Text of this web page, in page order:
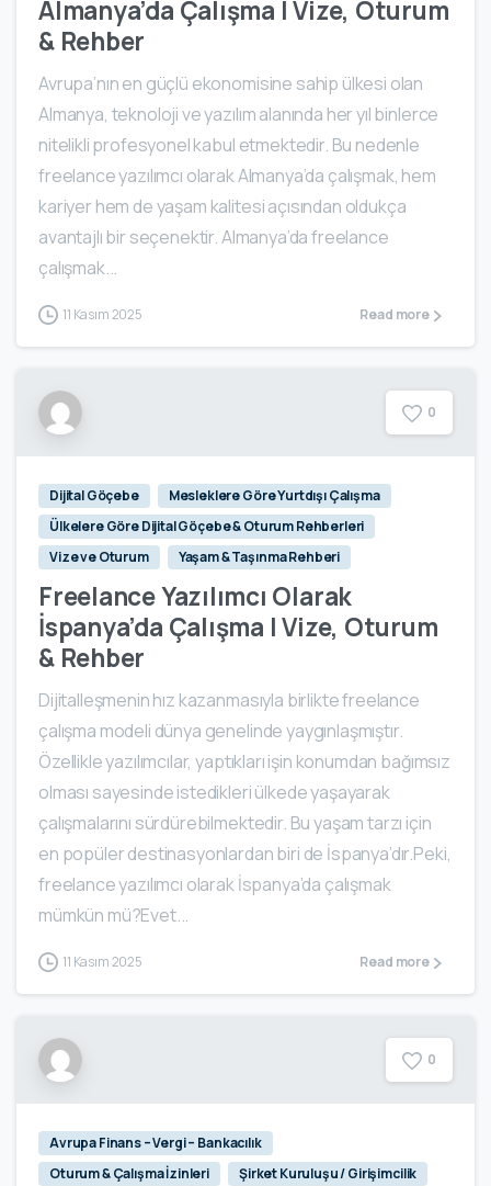
Almanya’da Çalışma | Vize, Oturum
& Rehber
Avrupa’nın en güçlü ekonomisine sahip ülkesi olan
Almanya, teknoloji ve yazılım alanında her yıl binlerce
nitelikli profesyonel kabul etmektedir. Bu nedenle
freelance yazılımcı olarak Almanya’da çalışmak, hem
kariyer hem de yaşam kalitesi açısından oldukça
avantajlı bir seçenektir. Almanya’da freelance
çalışmak...
11 Kasım 2025 Read more
0
Dijital Göçebe
Mesleklere Göre Yurtdışı Çalışma
Ülkelere Göre Dijital Göçebe & Oturum Rehberleri
Vize ve Oturum
Yaşam & Taşınma Rehberi
Freelance Yazılımcı Olarak
İspanya’da Çalışma | Vize, Oturum
& Rehber
Dijitalleşmenin hız kazanmasıyla birlikte freelance
çalışma modeli dünya genelinde yaygınlaşmıştır.
Özellikle yazılımcılar, yaptıkları işin konumdan bağımsız
olması sayesinde istedikleri ülkede yaşayarak
çalışmalarını sürdürebilmektedir. Bu yaşam tarzı için
en popüler destinasyonlardan biri de İspanya’dır.Peki,
freelance yazılımcı olarak İspanya’da çalışmak
mümkün mü?Evet...
11 Kasım 2025 Read more
0
Avrupa Finans – Vergi – Bankacılık
Oturum & Çalışma İzinleri
Şirket Kuruluşu / Girişimcilik